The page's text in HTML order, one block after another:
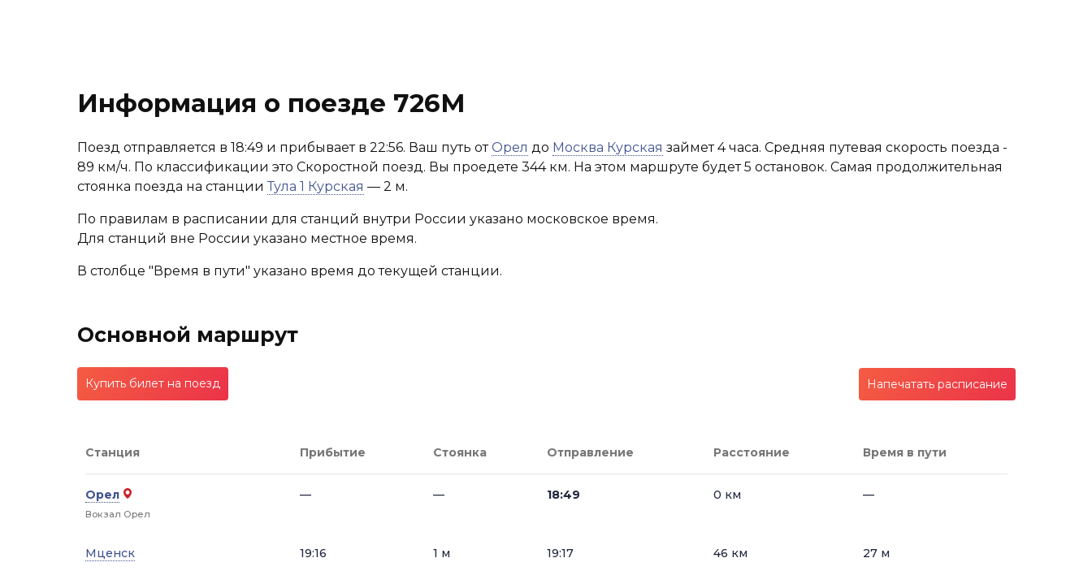
Информация о поезде 726М
Поезд отправляется в 18:49 и прибывает в 22:56. Ваш путь отОрел до Москва Курская займет 4 часа. Средняя путевая скорость поезда -
89 км/ч. По классификации это Скоростной поезд. Вы проедете 344 км. На этом маршруте будет 5 остановок. Самая продолжительная
стоянка поезда на станции Тула 1 Курская — 2 м.
По правилам в расписании для станций внутри России указано московское время.
Для станций вне России указано местное время.
В столбце "Время в пути" указано время до текущей станции.
Основной маршрут
Купить билет на поезд Напечатать расписание
Станция Прибытие Стоянка Отправление Расстояние Время в пути
Орел
Вокзал Орел
— — 18:49 0 км —
Мценск 19:16 1 м 19:17 46 км 27 м